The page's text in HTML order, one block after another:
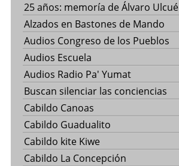
25 años: memoría de Álvaro Ulcué
Alzados en Bastones de Mando
Audios Congreso de los Pueblos
Audios Escuela
Audios Radio Pa' Yumat
Buscan silenciar las conciencias
Cabildo Canoas
Cabildo Guadualito
Cabildo kite Kiwe
Cabildo La Concepción